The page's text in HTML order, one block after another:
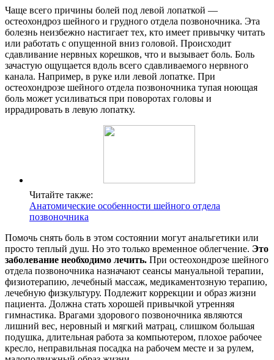
Чаще всего причины болей под левой лопаткой —
остеохондроз шейного и грудного отдела позвоночника. Эта
болезнь неизбежно настигает тех, кто имеет привычку читать
или работать с опущенной вниз головой. Происходит
сдавливание нервных корешков, что и вызывает боль. Боль
зачастую ощущается вдоль всего сдавливаемого нервного
канала. Например, в руке или левой лопатке. При
остеохондрозе шейного отдела позвоночника тупая ноющая
боль может усиливаться при поворотах головы и
иррадировать в левую лопатку.
Читайте также:
Анатомические особенности шейного отдела
позвоночника
Помочь снять боль в этом состоянии могут анальгетики или
просто теплый душ. Но это только временное облегчение. Это
заболевание необходимо лечить. При остеохондрозе шейного
отдела позвоночника назначают сеансы мануальной терапии,
физиотерапию, лечебный массаж, медикаментозную терапию,
лечебную физкультуру. Подлежит коррекции и образ жизни
пациента. Должна стать хорошей привычкой утренняя
гимнастика. Врагами здорового позвоночника являются
лишний вес, неровный и мягкий матрац, слишком большая
подушка, длительная работа за компьютером, плохое рабочее
кресло, неправильная посадка на рабочем месте и за рулем,